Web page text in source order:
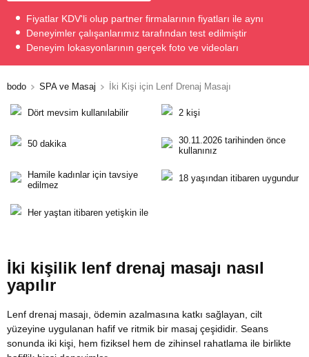
Fiyatlar KDV'li olup partner firmalarının fiyatları ile aynı
Deneyimler çalışanlarımız tarafından test edilmiştir
Deneyim lokasyonlarının gerçek foto ve videoları
bodo SPA ve Masaj İki Kişi için Lenf Drenaj Masajı
Dört mevsim kullanılabilir 2 kişi
50 dakika
30.11.2026 tarihinden önce
kullanınız
Hamile kadınlar için tavsiye
edilmez
18 yaşından itibaren uygundur
Her yaştan itibaren yetişkin ile
İki kişilik lenf drenaj masajı nasıl
yapılır
Lenf drenaj masajı, ödemin azalmasına katkı sağlayan, cilt
yüzeyine uygulanan hafif ve ritmik bir masaj çeşididir. Seans
sonunda iki kişi, hem fiziksel hem de zihinsel rahatlama ile birlikte